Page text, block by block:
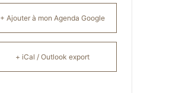
+ Ajouter à mon Agenda Google
+ iCal / Outlook export